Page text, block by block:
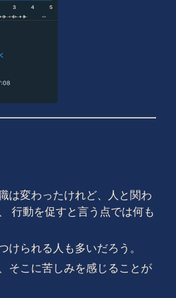
は変わったけれど、人と関わ
行動を促すと言う点では何も
けられる人も多いだろう。
そこに苦しみを感じることが